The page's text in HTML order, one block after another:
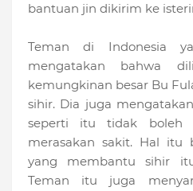
bantuan jin dikirim ke
Teman di Indonesia
mengatakan bahwa
kemungkinan besar Bu
sihir. Dia juga
seperti itu tidak boleh
merasakan sakit. Hal itu
yang membantu sihir
Teman itu juga